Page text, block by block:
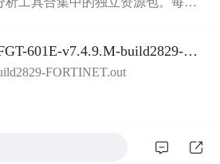
图、论文、生产日志或其他受限素
用工程、测试审计和课程实践。
功能清单、MIT License及原创与授
目录，执行npm test验证算法，
FortiGate-v7.4.9-FGT-601E-v7.4.9.M-build2829-FORTINET.out
FORTINET.out